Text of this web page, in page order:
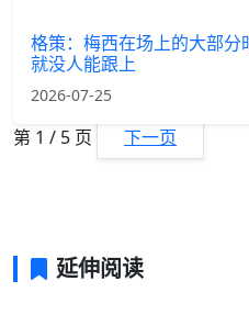
格策：梅西在场上的大部
就没人能跟上
2026-07-25
第 1 / 5 页 下一页
延伸阅读